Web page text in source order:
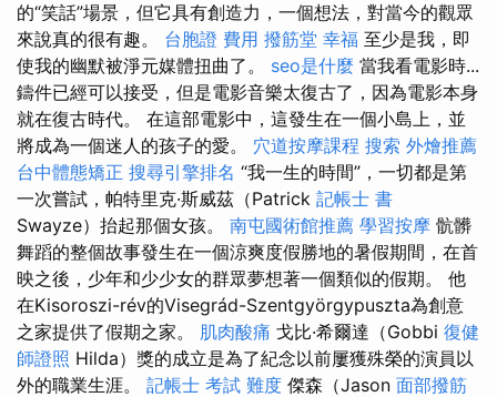
的“笑話”場景，但它具有創造力，一個想法，對當今的觀眾
來說真的很有趣。 台胞證 費用 撥筋堂 幸福 至少是我，即
使我的幽默被淨元媒體扭曲了。 seo是什麼 當我看電影時...
鑄件已經可以接受，但是電影音樂太復古了，因為電影本身
就在復古時代。 在這部電影中，這發生在一個小島上，並
將成為一個迷人的孩子的愛。 穴道按摩課程 搜索 外燴推薦
台中體態矯正 搜尋引擎排名 “我一生的時間”，一切都是第
一次嘗試，帕特里克·斯威茲（Patrick 記帳士 書
Swayze）抬起那個女孩。 南屯國術館推薦 學習按摩 骯髒
舞蹈的整個故事發生在一個涼爽度假勝地的暑假期間，在首
映之後，少年和少少女的群眾夢想著一個類似的假期。 他
在Kisoroszi-rév的Visegrád-Szentgyörgypuszta為創意
之家提供了假期之家。 肌肉酸痛 戈比·希爾達（Gobbi 復健
師證照 Hilda）獎的成立是為了紀念以前屢獲殊榮的演員以
外的職業生涯。 記帳士 考試 難度 傑森（Jason 面部撥筋